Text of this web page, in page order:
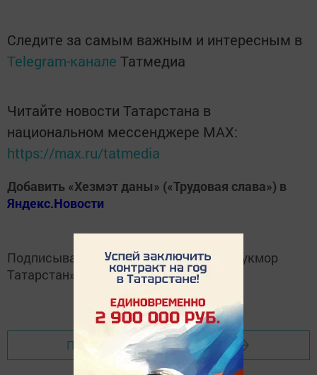
Следите за самым важным и интересным в
Telegram-канале Татмедиа
Читайте новости Татарстана в
национальном мессенджере MАХ:
https://max.ru/tatmedia
Добавить «Хезмэт даны» («Трудовая слава») в
Яндекс.Новости
Подписывайтесь наTelegram-канал
«Кукмор
Татарстан»
Перейти на страницу новости